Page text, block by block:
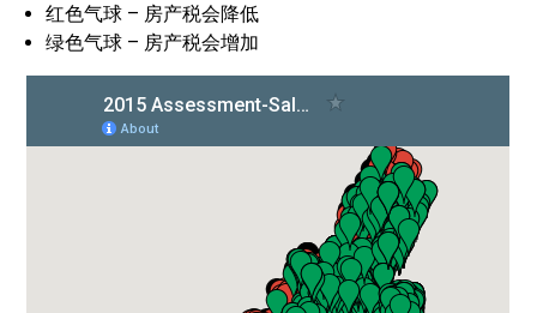
红色气球 – 房产税会降低
绿色气球 – 房产税会增加